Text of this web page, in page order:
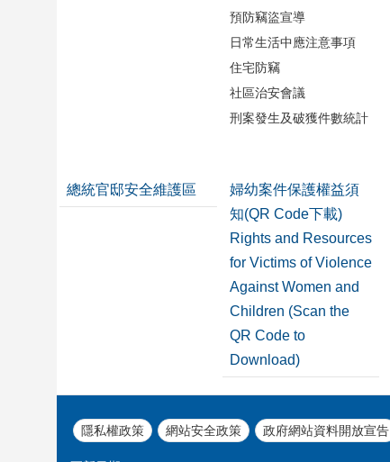
預防竊盜宣導
日常生活中應注意事項
住宅防竊
社區治安會議
刑案發生及破獲件數統計
總統官邸安全維護區
婦幼案件保護權益須
知(QR Code下載)
Rights and Resources
for Victims of Violence
Against Women and
Children (Scan the
QR Code to
Download)
隱私權政策 網站安全政策 政府網站資料開放宣告